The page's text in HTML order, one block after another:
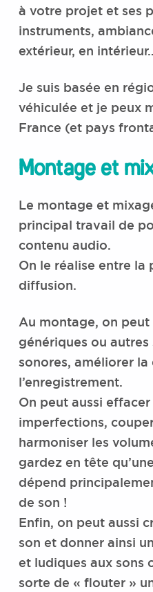
à votre projet et ses
instruments,
extérieur, en
Je suis basée en
véhiculée et je peux
France (et pays
Montage et
Le montage et
principal travail de
contenu audio.
On le réalise entre la
diffusion.
Au montage, on
génériques ou autres
sonores, améliorer la
l’enregistrement.
On peut aussi
imperfections,
harmoniser les
gardez en tête
dépend
de son !
Enfin, on peut aussi
son et donner ainsi
et ludiques aux sons
sorte de « flouter »